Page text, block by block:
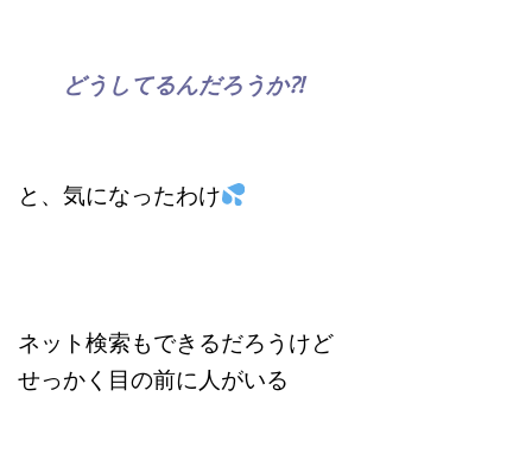
どうしてるんだろうか⁈
と、気になったわけ
ネット検索もできるだろうけど
せっかく目の前に人がいる